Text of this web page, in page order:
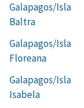
Galapagos/Isla
Baltra
Galapagos/Isla
Floreana
Galapagos/Isla
Isabela